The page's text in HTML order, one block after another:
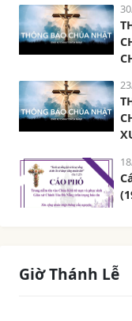
Giờ Thánh Lễ